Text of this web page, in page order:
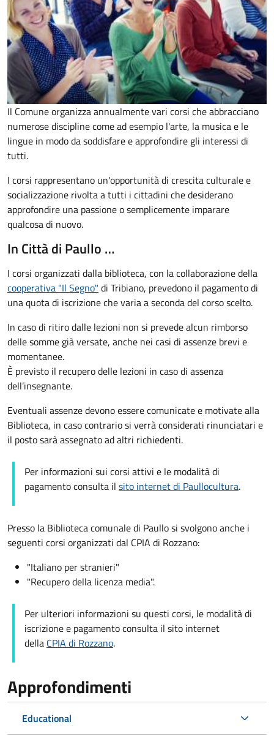
Il Comune organizza annualmente vari corsi che abbracciano
numerose discipline come ad esempio l'arte, la musica e le
lingue in modo da soddisfare e approfondire gli interessi di
tutti.
I corsi rappresentano un'opportunità di crescita culturale e
socializzazione rivolta a tutti i cittadini che desiderano
approfondire una passione o semplicemente imparare
qualcosa di nuovo.
In Città di Paullo …
I corsi organizzati dalla biblioteca, con la collaborazionedella
cooperativa "Il Segno" di Tribiano, prevedono il pagamento di
una quota di iscrizione che varia a seconda del corso scelto.
In caso di ritiro dalle lezioni non si prevede alcun rimborso
delle somme già versate, anche nei casi di assenze brevi e
momentanee.
È previsto il recupero delle lezioni in caso di assenza
dell’insegnante.
Eventuali assenze devono essere comunicate e motivate alla
Biblioteca, in caso contrario si verrà considerati rinunciatari e
il posto sarà assegnato ad altri richiedenti.
Per informazioni sui corsi attivi e le modalità di
pagamento consulta il sito internet di Paullocultura.
Presso la Biblioteca comunale di Paullo si svolgono anche i
seguenti corsi organizzati dal CPIA di Rozzano:
"Italiano per stranieri"
"Recupero della licenza media".
Per ulteriori informazioni su questi corsi, le modalità di
iscrizione e pagamento consulta il sito internet
della CPIA di Rozzano.
Approfondimenti
Educational